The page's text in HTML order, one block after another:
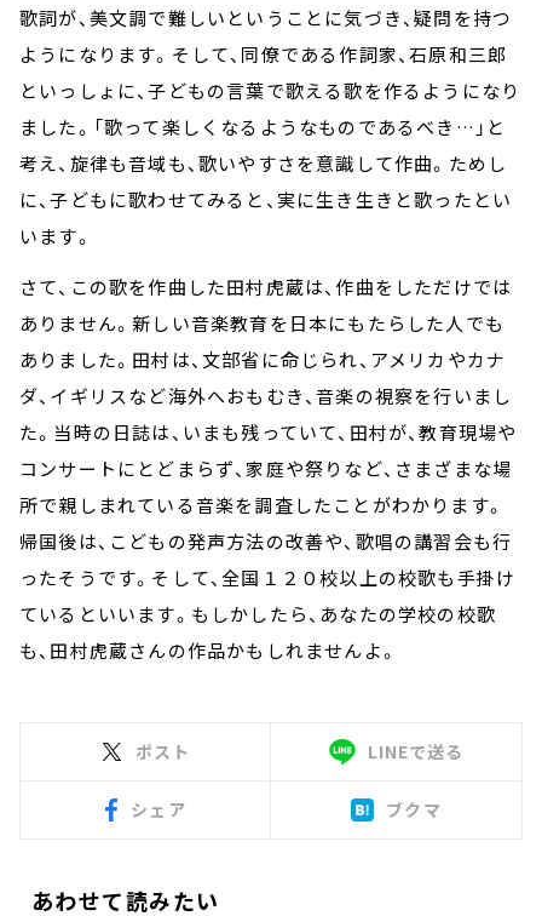
歌詞が、美文調で難しいということに気づき、疑問を持つ
ようになります。そして、同僚である作詞家、石原和三郎
といっしょに、子どもの言葉で歌える歌を作るようになり
ました。「歌って楽しくなるようなものであるべき…」と
考え、旋律も音域も、歌いやすさを意識して作曲。ためし
に、子どもに歌わせてみると、実に生き生きと歌ったとい
います。
さて、この歌を作曲した田村虎蔵は、作曲をしただけでは
ありません。新しい音楽教育を日本にもたらした人でも
ありました。田村は、文部省に命じられ、アメリカやカナ
ダ、イギリスなど海外へおもむき、音楽の視察を行いまし
た。当時の日誌は、いまも残っていて、田村が、教育現場や
コンサートにとどまらず、家庭や祭りなど、さまざまな場
所で親しまれている音楽を調査したことがわかります。
帰国後は、こどもの発声方法の改善や、歌唱の講習会も行
ったそうです。そして、全国１２０校以上の校歌も手掛け
ているといいます。もしかしたら、あなたの学校の校歌
も、田村虎蔵さんの作品かもしれませんよ。
ポスト LINEで送る
シェア ブクマ
あわせて読みたい